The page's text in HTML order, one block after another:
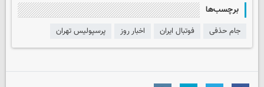
برچسب‌ها
جام حذفی فوتبال ایران اخبار روز پرسپولیس تهران